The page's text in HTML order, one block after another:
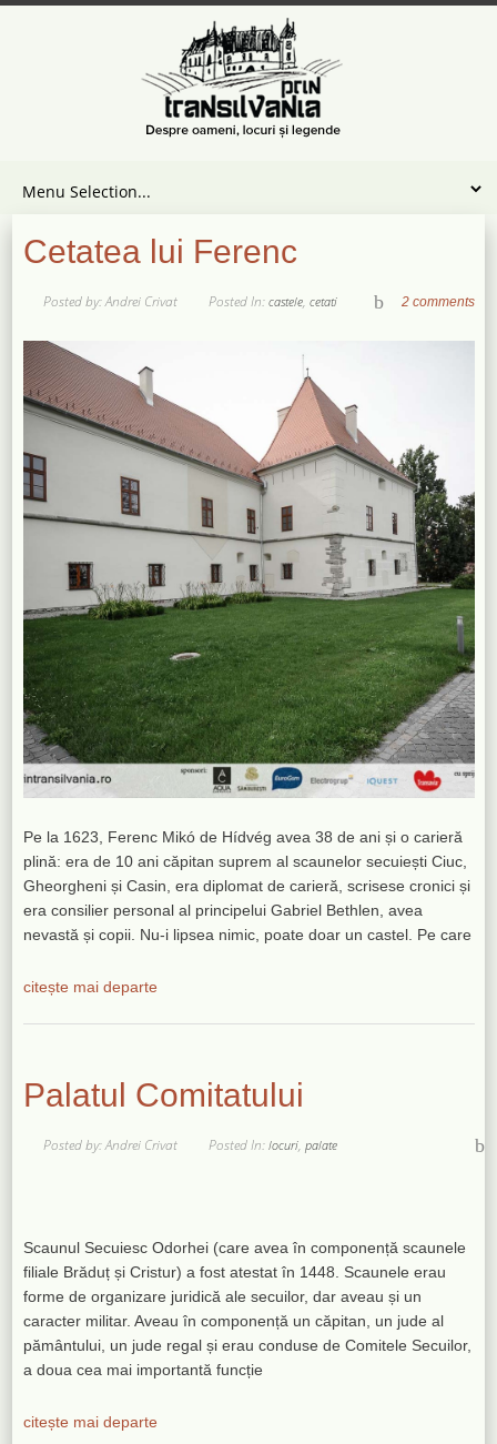
Cetatea lui Ferenc
Posted by: Andrei Crivat Posted In:castele,cetati 2 comments
Pe la 1623, Ferenc Mikó de Hídvég avea 38 de ani și o carieră
plină: era de 10 ani căpitan suprem al scaunelor secuiești Ciuc,
Gheorgheni și Casin, era diplomat de carieră, scrisese cronici și
era consilier personal al principelui Gabriel Bethlen, avea
nevastă și copii. Nu-i lipsea nimic, poate doar un castel. Pe care
citește mai departe
Palatul Comitatului
Posted by: Andrei Crivat Posted In:locuri,palate
Scaunul Secuiesc Odorhei (care avea în componență scaunele
filiale Brăduț și Cristur) a fost atestat în 1448. Scaunele erau
forme de organizare juridică ale secuilor, dar aveau și un
caracter militar. Aveau în componență un căpitan, un jude al
pământului, un jude regal și erau conduse de Comitele Secuilor,
a doua cea mai importantă funcție
citește mai departe